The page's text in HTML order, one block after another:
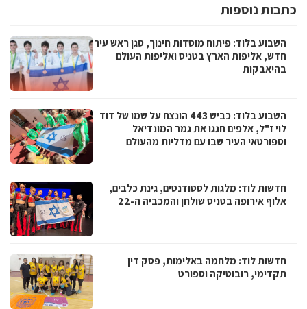
כתבות נוספות
השבוע בלוד: פיתוח מוסדות חינוך, סגן ראש עיר
חדש, אליפות הארץ בטניס ואליפות העולם
בהיאבקות
השבוע בלוד: כביש 443 הונצח על שמו של דוד
לוי ז"ל, אלפים חגגו את גמר המונדיאל
וספורטאי העיר שבו עם מדליות מהעולם
חדשות לוד: מלגות לסטודנטים, גינת כלבים,
אלוף אירופה בטניס שולחן והמכביה ה-22
חדשות לוד: מלחמה באלימות, פסק דין
תקדימי, רובוטיקה וספורט